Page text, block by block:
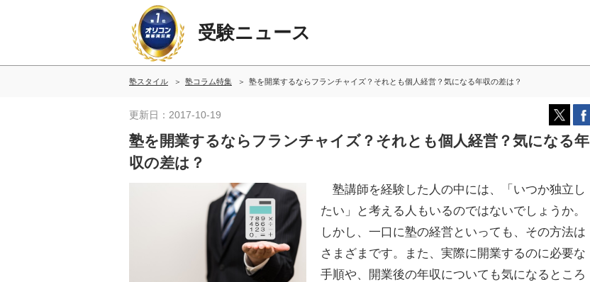
受験ニュース
塾スタイル 塾コラム特集 塾を開業するならフランチャイズ？それとも個人経営？気になる年収の差は？
更新日：2017-10-19
塾を開業するならフランチャイズ？それとも個人経営？気になる年
収の差は？
塾講師を経験した人の中には、「いつか独立し
たい」と考える人もいるのではないでしょうか。
しかし、一口に塾の経営といっても、その方法は
さまざまです。また、実際に開業するのに必要な
手順や、開業後の年収についても気になるところ